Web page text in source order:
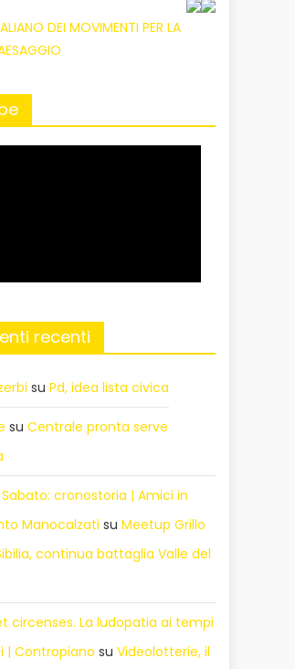
recenti
suPd, idea lista civica
suCentrale pronta serve
cronostoria | Amici in
Manocalzati suMeetup Grillo
continua battaglia Valle del
circenses. La ludopatia ai tempi
| Contropiano suVideolotterie, il